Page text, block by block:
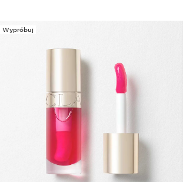
Wypróbuj